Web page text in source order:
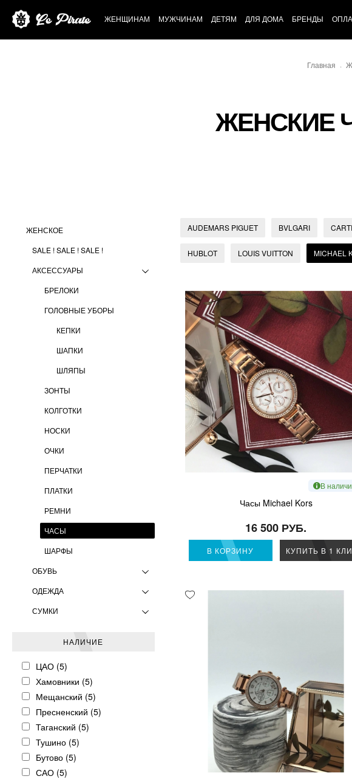
ЖЕНЩИНАМ МУЖЧИНАМ ДЕТЯМ ДЛЯ ДОМА БРЕНДЫ
Главная
ЖЕНСКИЕ
ЖЕНСКОЕ
SALE ! SALE ! SALE !
АКСЕССУАРЫ
БРЕЛОКИ
ГОЛОВНЫЕ УБОРЫ
КЕПКИ
ШАПКИ
ШЛЯПЫ
ЗОНТЫ
КОЛГОТКИ
НОСКИ
ОЧКИ
ПЕРЧАТКИ
ПЛАТКИ
РЕМНИ
ЧАСЫ
ШАРФЫ
ОБУВЬ
ОДЕЖДА
СУМКИ
НАЛИЧИЕ
ЦАО (5)
Хамовники (5)
Мещанский (5)
Пресненский (5)
Таганский (5)
Тушино (5)
Бутово (5)
САО (5)
AUDEMARS PIGUET BVLGARI
HUBLOT LOUIS VUITTON MICHAEL
В
Часы Michael Kors
16 500 РУБ.
В КОРЗИНУ КУПИТЬ В 1